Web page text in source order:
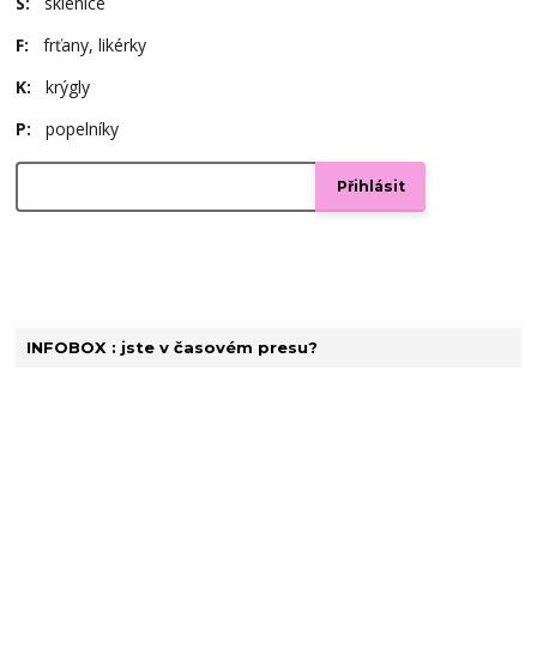
INFOBOX : jste v časovém presu?
F:
frťany, likérky
K:
krýgly
P: popelníky